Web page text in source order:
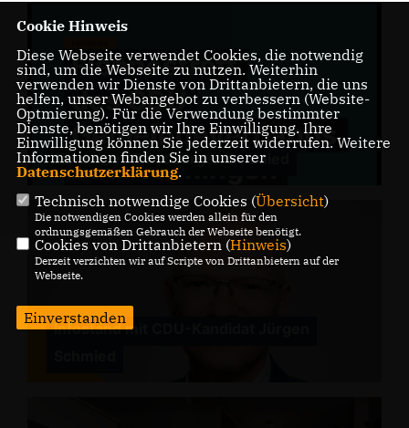
Flennestreff mit Jürgen Schmied
Infostand mit CDU-Kandidat Jürgen
Cookie Hinweis
Diese Webseite verwendet Cookies, die notwendig
sind, um die Webseite zu nutzen. Weiterhin
verwenden wir Dienste von Drittanbietern, die uns
helfen, unser Webangebot zu verbessern (Website-
Optmierung). Für die Verwendung bestimmter
Dienste, benötigen wir Ihre Einwilligung. Ihre
Einwilligung können Sie jederzeit widerrufen. Weitere
Informationen finden Sie in unserer
Datenschutzerklärung.
Technisch notwendige Cookies (Übersicht)
Die notwendigen Cookies werden allein für den
ordnungsgemäßen Gebrauch der Webseite benötigt.
Cookies von Drittanbietern (Hinweis)
Derzeit verzichten wir auf Scripte von Drittanbietern auf der
Webseite.
Einverstanden